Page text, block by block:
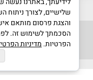
גוונים © 2020 All Rights Reserved
שלישיים, לצורך ניתוח
והצגת פרסום מותאם
הסכמתך לשימוש זה.
הפרטיות. מדיניות